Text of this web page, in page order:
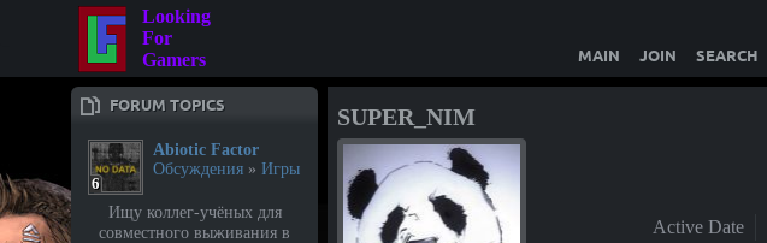
Looking
For
Gamers
MAIN JOIN SEARCH
FORUM TOPICS
6
Abiotic Factor
Обсуждения » Игры
Ищу коллег-учёных для
совместного выживания в
SUPER_NIM
Active Date